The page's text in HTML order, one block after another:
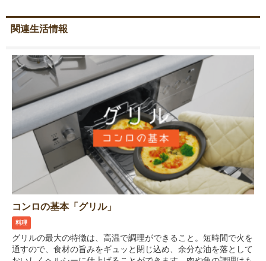
関連生活情報
コンロの基本「グリル」
料理
グリルの最大の特徴は、高温で調理ができること。短時間で火を
通すので、食材の旨みをギュッと閉じ込め、余分な油を落として